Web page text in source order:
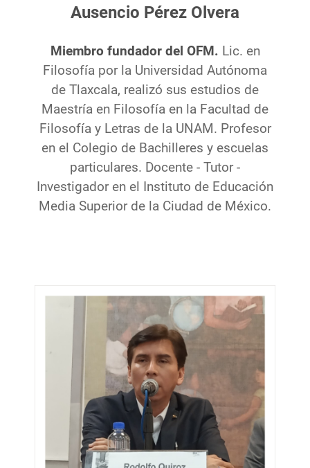
Ausencio Pérez Olvera
Miembro fundador del OFM. Lic. en
Filosofía por la Universidad Autónoma
de Tlaxcala, realizó sus estudios de
Maestría en Filosofía en la Facultad de
Filosofía y Letras de la UNAM. Profesor
en el Colegio de Bachilleres y escuelas
particulares. Docente - Tutor -
Investigador en el Instituto de Educación
Media Superior de la Ciudad de México.